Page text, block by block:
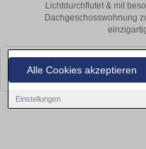
Alle Cookies akzeptieren
Einstellungen
Lichtdurchflutet & mit
Dachgeschosswohnung
Leider konnten wir derzeit keine
bald wieder vorbei!